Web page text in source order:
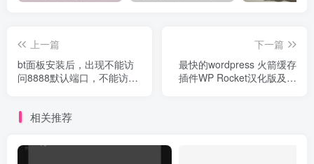
上一篇
bt面板安装后，出现不能访
问8888默认端口，不能访问
下一篇
最快的wordpress 火箭缓存
插件WP Rocket汉化版及优
相关推荐